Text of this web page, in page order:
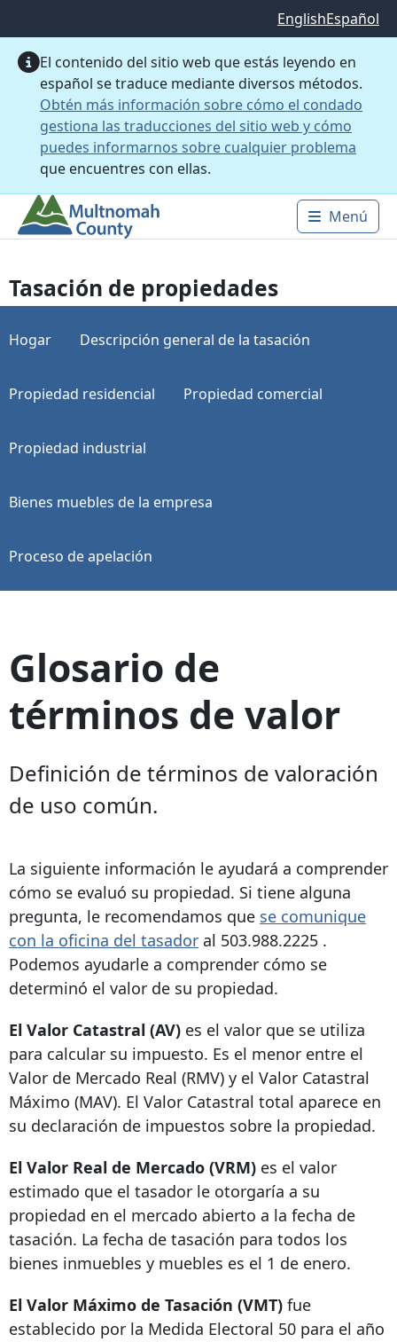
EnglishEspañol
El contenido del sitio web que estás leyendo en
español se traduce mediante diversos métodos.
Obtén más información sobre cómo el condado
gestiona las traducciones del sitio web y cómo
puedes informarnos sobre cualquier problema
que encuentres con ellas.
Main
Menú
Tasación de propiedades
Hogar Descripción general de la tasación
Propiedad residencial Propiedad comercial
Propiedad industrial
Bienes muebles de la empresa
Proceso de apelación
Glosario de
términos de valor
Definición de términos de valoración
de uso común.
La siguiente información le ayudará a comprender
cómo se evaluó su propiedad. Si tiene alguna
pregunta, le recomendamos que se comunique
con la oficina del tasador al 503.988.2225 .
Podemos ayudarle a comprender cómo se
determinó el valor de su propiedad.
El Valor Catastral (AV) es el valor que se utiliza
para calcular su impuesto. Es el menor entre el
Valor de Mercado Real (RMV) y el Valor Catastral
Máximo (MAV). El Valor Catastral total aparece en
su declaración de impuestos sobre la propiedad.
El Valor Real de Mercado (VRM) es el valor
estimado que el tasador le otorgaría a su
propiedad en el mercado abierto a la fecha de
tasación. La fecha de tasación para todos los
bienes inmuebles y muebles es el 1 de enero.
El Valor Máximo de Tasación (VMT) fue
establecido por la Medida Electoral 50 para el año